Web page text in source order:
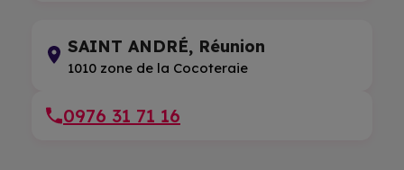
SAINT ANDRÉ, Réunion
1010 zone de la Cocoteraie
0976 31 71 16